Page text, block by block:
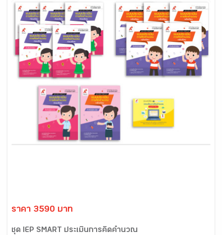
ราคา 3590 บาท
ชุด IEP SMART ประเมินการคิดคำนวณ